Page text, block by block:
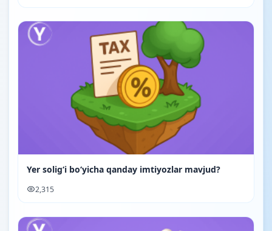
Yer soligʻi boʻyicha qanday imtiyozlar mavjud?
2,315